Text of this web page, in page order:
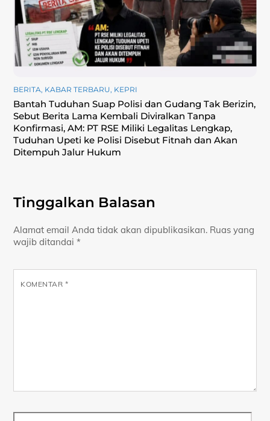
BERITA, KABAR TERBARU, KEPRI
Bantah Tuduhan Suap Polisi dan Gudang Tak Berizin,
Sebut Berita Lama Kembali Diviralkan Tanpa
Konfirmasi, ‎AM: PT RSE Miliki Legalitas Lengkap,
Tuduhan Upeti ke Polisi Disebut Fitnah dan Akan
Ditempuh Jalur Hukum
Tinggalkan Balasan
Alamat email Anda tidak akan dipublikasikan. Ruas yang
wajib ditandai*
KOMENTAR *